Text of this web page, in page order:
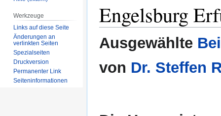
Navigation
springen
Suche
springen
Engelsburg
Ausgewählte
von Dr. Steffen
Werkzeuge
Links auf diese Seite
Änderungen an
verlinkten Seiten
Spezialseiten
Druckversion
Permanenter Link
Seiten­informationen